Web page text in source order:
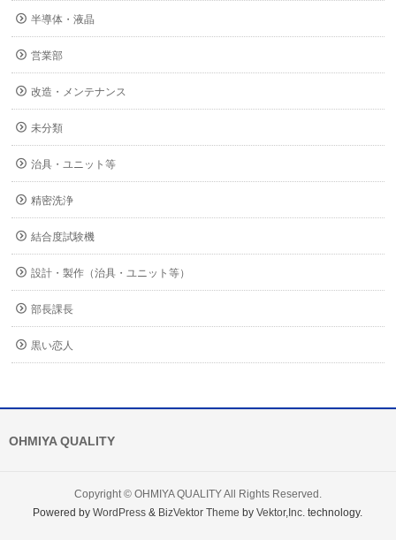
半導体・液晶
営業部
改造・メンテナンス
未分類
治具・ユニット等
精密洗浄
結合度試験機
設計・製作（治具・ユニット等）
部長課長
黒い恋人
OHMIYA QUALITY
Copyright © OHMIYA QUALITYAll Rights Reserved.
Powered byWordPress & BizVektor Theme byVektor,Inc. technology.